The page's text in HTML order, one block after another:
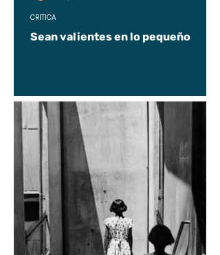
Sean valientes en lo pequeño
CRÍTICA